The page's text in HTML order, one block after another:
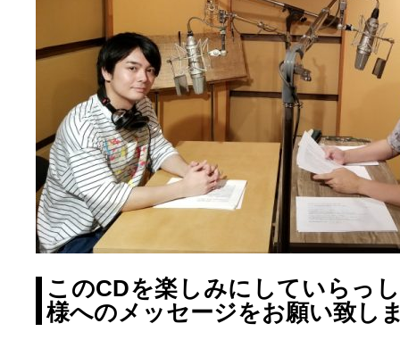
このCDを楽しみにしていらっ
様へのメッセージをお願い致し